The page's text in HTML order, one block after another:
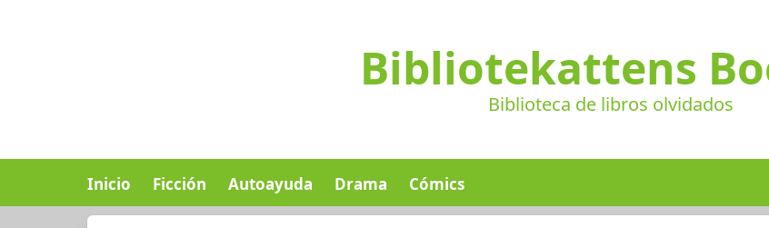
Bibliotekattens
Biblioteca de libros olvidados
Inicio Ficción Autoayuda Drama Cómics